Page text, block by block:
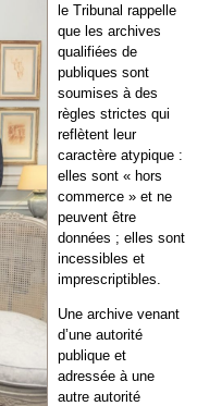
le Tribunal rappelle
que les archives
qualifiées de
publiques sont
soumises à des
règles strictes qui
reflètent leur
caractère atypique :
elles sont « hors
commerce » et ne
peuvent être
données ; elles sont
incessibles et
imprescriptibles.
Une archive venant
d’une autorité
publique et
adressée à une
autre autorité